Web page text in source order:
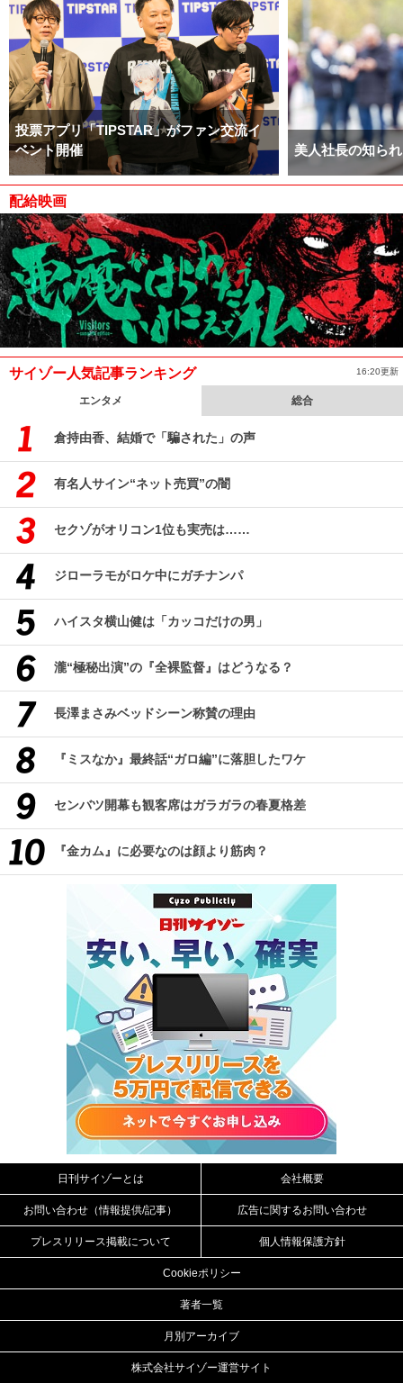
投票アプリ「TIPSTAR」がファン交流イ
ベント開催
美人社長の知ら
配給映画
サイゾー人気記事ランキング 16:20更新
エンタメ 総合
倉持由香、結婚で「騙された」の声
有名人サイン“ネット売買”の闇
セクゾがオリコン1位も実売は……
ジローラモがロケ中にガチナンパ
ハイスタ横山健は「カッコだけの男」
瀧“極秘出演”の『全裸監督』はどうなる？
長澤まさみベッドシーン称賛の理由
『ミスなか』最終話“ガロ編”に落胆したワケ
センバツ開幕も観客席はガラガラの春夏格差
『金カム』に必要なのは顔より筋肉？
日刊サイゾーとは 会社概要
お問い合わせ（情報提供/記事） 広告に関するお問い合わせ
プレスリリース掲載について 個人情報保護方針
Cookieポリシー
著者一覧
月別アーカイブ
株式会社サイゾー運営サイト